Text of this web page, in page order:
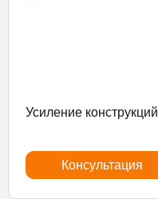
Усиление конструкций
Консультация